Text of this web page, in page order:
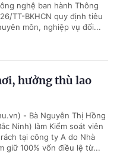
nghệ ban hành Thông
TT-BKHCN quy định tiêu
môn, nghiệp vụ đối...
hưởng thù lao
- Bà Nguyễn Thị Hồng
Ninh) làm Kiểm soát viên
tại công ty A do Nhà
giữ 100% vốn điều lệ từ...